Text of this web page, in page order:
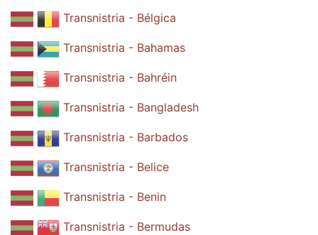
Transnistria - Bélgica
Transnistria - Bahamas
Transnistria - Bahréin
Transnistria - Bangladesh
Transnistria - Barbados
Transnistria - Belice
Transnistria - Benin
Transnistria - Bermudas